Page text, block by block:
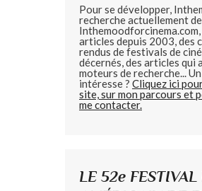
Pour se développer,
recherche actuellement
articles depuis 2003, des
rendus de festivals de
décernés, des articles qui
moteurs de recherche...
intéresse ? Cliquez ici
site, sur mon parcours et
me contacter.
LE 52e